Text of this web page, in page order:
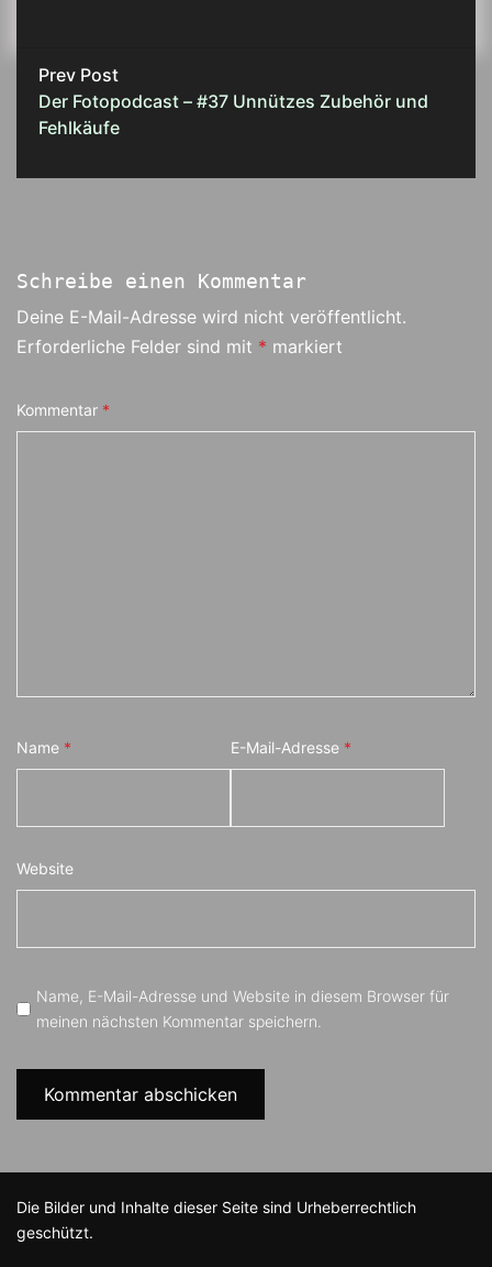
Prev Post
Der Fotopodcast – #37 Unnützes Zubehör und
Fehlkäufe
Schreibe einen Kommentar
Deine E-Mail-Adresse wird nicht veröffentlicht.
Erforderliche Felder sind mit * markiert
Kommentar *
Name * E-Mail-Adresse *
Website
Name, E-Mail-Adresse und Website in diesem Browser für
meinen nächsten Kommentar speichern.
Die Bilder und Inhalte dieser Seite sind Urheberrechtlich
geschützt.